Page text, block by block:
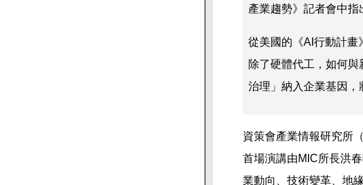
產業趨勢》記者會中指
從美國的《AI行動計畫
除了硬體代工，如何
治理」納入企業基因，
資策會產業情報研究所
首場演講由MIC所長洪
業動向、技術變革、地